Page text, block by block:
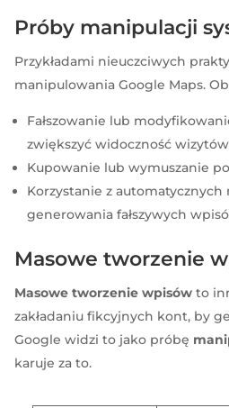
Próby manipulacji
Przykładami nieuczciwych
manipulowania Google Maps.
Fałszowanie lub
zwiększyć widoczność
Kupowanie lub wymuszanie
Korzystanie z automatycznych
generowania fałszywych
Masowe tworzenie
Masowe tworzenie wpisów to
zakładaniu fikcyjnych kont, by
Google widzi to jako próbę
karuje za to.